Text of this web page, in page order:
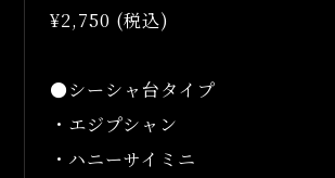
¥2,750 (税込)
●シーシャ台タイプ
・エジプシャン
・ハニーサイミニ